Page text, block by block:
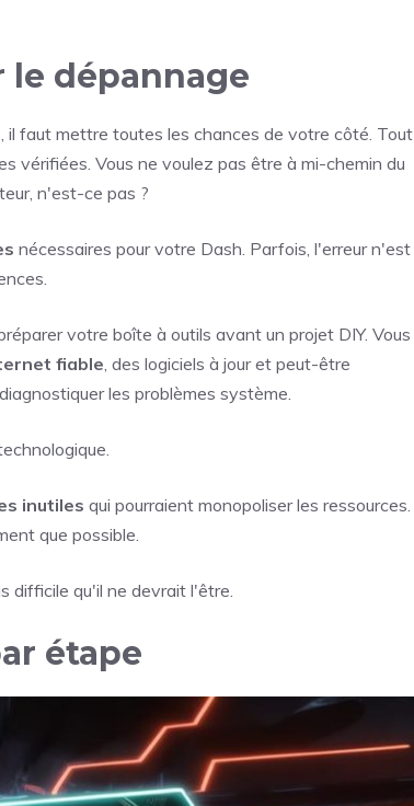
le dépannage
, il faut mettre toutes les chances de votre côté. Tout
vérifiées. Vous ne voulez pas être à mi-chemin du
n'est-ce pas ?
nécessaires pour votre Dash. Parfois, l'erreur n'est
votre boîte à outils avant un projet DIY. Vous
fiable , des logiciels à jour et peut-être
les problèmes système.
inutiles qui pourraient monopoliser les ressources.
que possible.
difficile qu'il ne devrait l'être.
étape